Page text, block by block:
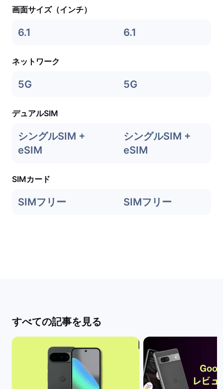
画面サイズ（インチ）
6.1 6.1
ネットワーク
5G 5G
デュアルSIM
シングルSIM +
eSIM
シングルSIM +
eSIM
SIMカード
SIMフリー SIMフリー
すべての記事を見る